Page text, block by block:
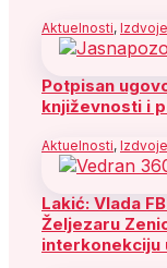
Aktuelnosti,
Potpisan
književnosti i
Aktuelnosti,
Lakić: Vlada
Željezaru
interkonekciju